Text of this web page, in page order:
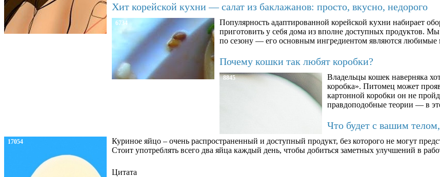
Хит корейской кухни — салат из баклажанов: просто, вкусно, недорого
6734
Популярность адаптированной корейской кухни набирает
приготовить у себя дома из вполне доступных продуктов.
по сезону — его основным ингредиентом являются
Почему кошки так любят коробки?
8845
Владельцы кошек наверняка
коробка». Питомец может
картонной коробки он не
правдоподобные теории — в
Что будет с вашим
17054
Куриное яйцо – очень распространенный и доступный продукт, без которого не могут
Стоит употреблять всего два яйца каждый день, чтобы добиться заметных улучшений в
Цитата